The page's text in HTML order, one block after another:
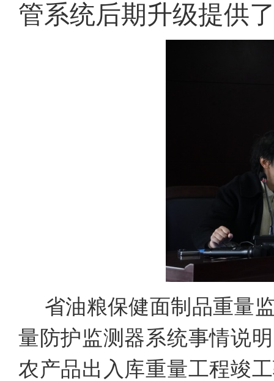
管系统后期升级提供
省油粮保健面制品重量
量防护监测器系统事情说
农产品出入库重量工程竣